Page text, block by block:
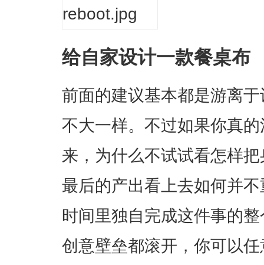
给自家设计一款餐桌布
前面的建议基本都是游离
不大一样。不过如果你真
来，为什么不试试看怎样
最后的产出看上去如何并
时间里独自完成这件事的
创意壁垒都滚开，你可以